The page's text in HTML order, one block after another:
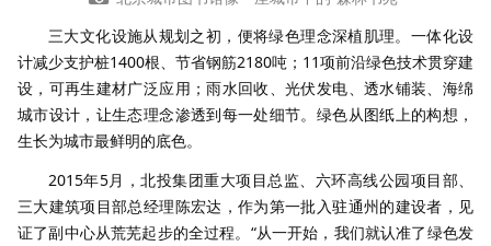
三大文化设施从规划之初，便将绿色理念深植肌理。一体化设
计减少支护桩1400根、节省钢筋2180吨；11项前沿绿色技术贯穿建
设，可再生建材广泛应用；雨水回收、光伏发电、透水铺装、海绵
城市设计，让生态理念渗透到每一处细节。绿色从图纸上的构想，
生长为城市最鲜明的底色。
2015年5月，北投集团重大项目总监、六环高线公园项目部、
三大建筑项目部总经理陈宏达，作为第一批入驻通州的建设者，见
证了副中心从荒芜起步的全过程。“从一开始，我们就认准了绿色发